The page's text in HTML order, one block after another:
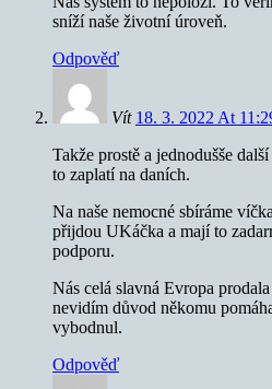
sníží naše životní úroveň.
Odpověď
Vít 18. 3. 2022 At
Takže prostě a jednodušše
to zaplatí na daních.
Na naše nemocné sbíráme
přijdou UKáčka a mají to
podporu.
Nás celá slavná Evropa
nevidím důvod někomu
vybodnul.
Odpověď